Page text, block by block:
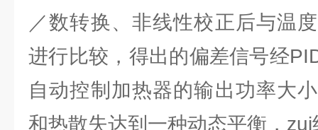
／数转换、非线性校正后与温
进行比较，得出的偏差信号经
自动控制加热器的输出功率大
和热散失达到一种动态平衡，